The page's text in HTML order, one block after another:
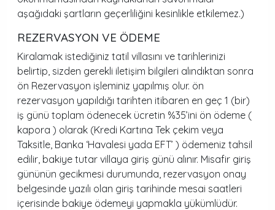
aşağıdaki şartların geçerliliğini kesinlikle etkilemez.)
REZERVASYON VE ÖDEME
Kiralamak istediğiniz tatil villasını ve tarihlerinizi
belirtip, sizden gerekli iletişim bilgileri alındıktan sonra
ön Rezervasyon işleminiz yapılmış olur. ön
rezervasyon yapıldığı tarihten itibaren en geç 1 (bir)
iş günü toplam ödenecek ücretin %35’ini ön ödeme (
kapora ) olarak (Kredi Kartına Tek çekim veya
Taksitle, Banka ‘Havalesi yada EFT’ ) ödemeniz tahsil
edilir, bakiye tutar villaya giriş günü alınır. Misafir giriş
gününün gecikmesi durumunda, rezervasyon onay
belgesinde yazılı olan giriş tarihinde mesai saatleri
içerisinde bakiye ödemeyi yapmakla yükümlüdür.